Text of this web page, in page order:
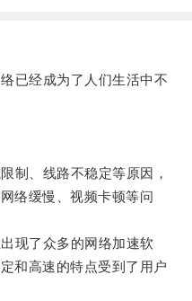
经成为了人们生活中不
、线路不稳定等原因，
络缓慢、视频卡顿等问
了众多的网络加速软
和高速的特点受到了用户